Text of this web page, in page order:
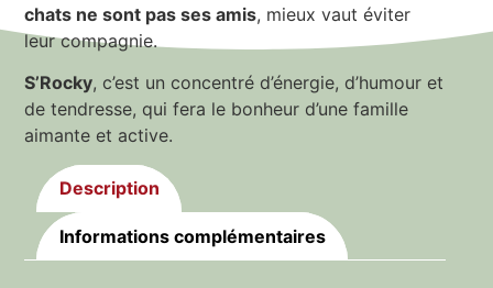
chats ne sont pas ses amis, mieux vaut éviter
leur compagnie.
S’Rocky, c’est un concentré d’énergie, d’humour et
de tendresse, qui fera le bonheur d’une famille
aimante et active.
Description
Informations complémentaires